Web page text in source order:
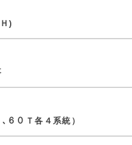
)
６０Ｔ各４系統）